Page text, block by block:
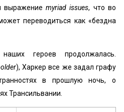
выражениеmyriad issues, что во
переводиться как «бездна
героев продолжалась.
), Харкер все же задал графу
в прошлую ночь, о
Трансильвании.